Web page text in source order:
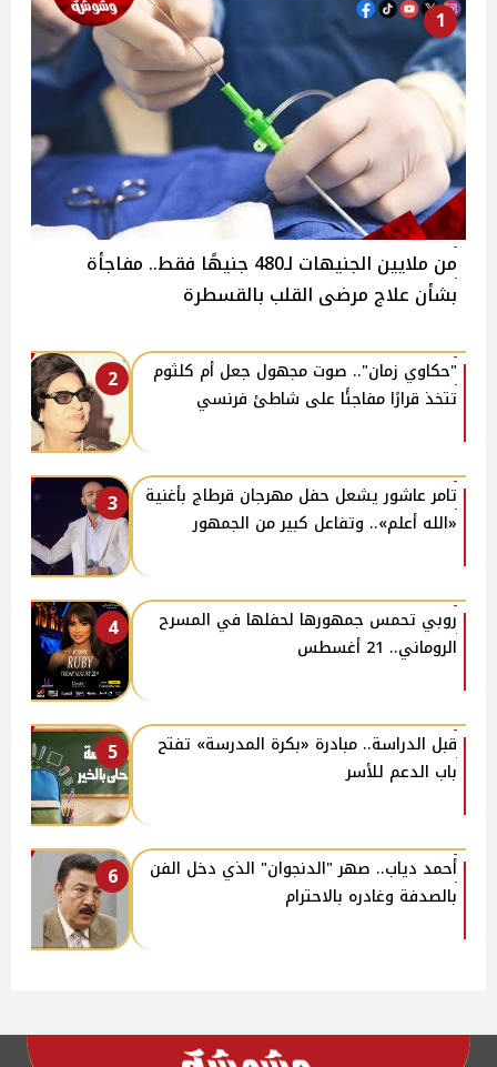
1
من ملايين الجنيهات لـ480 جنيهًا فقط.. مفاجأة
بشأن علاج مرضى القلب بالقسطرة
2
"حكاوي زمان".. صوت مجهول جعل أم كلثوم
تتخذ قرارًا مفاجئًا على شاطئ فرنسي
3
تامر عاشور يشعل حفل مهرجان قرطاج بأغنية
«الله أعلم».. وتفاعل كبير من الجمهور
4
روبي تحمس جمهورها لحفلها في المسرح
الروماني.. 21 أغسطس
5
قبل الدراسة.. مبادرة «بكرة المدرسة» تفتح
باب الدعم للأسر
6
أحمد دياب.. صهر "الدنجوان" الذي دخل الفن
بالصدفة وغادره بالاحترام